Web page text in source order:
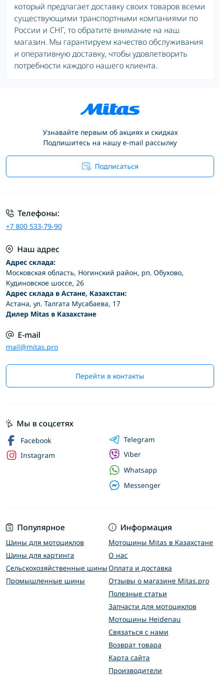
который предлагает доставку своих товаров всеми
существующими транспортными компаниями по
России и СНГ, то обратите внимание на наш
магазин. Мы гарантируем качество обслуживания
и оперативную доставку, чтобы удовлетворить
потребности каждого нашего клиента.
Узнавайте первым об акциях и скидках
Подпишитесь на нашу e-mail рассылку
Подписаться
Телефоны:
+7 800 533-79-90
Наш адрес
Адрес склада:
Московская область, Ногинский район, рп. Обухово,
Кудиновское шоссе, 26
Адрес склада в Астане, Казахстан:
Астана, ул. Талгата Мусабаева, 17
Дилер Mitas в Казахстане
E-mail
mail@mitas.pro
Перейти в контакты
Популярное
Шины для мотоциклов
Шины для картинга
Сельскохозяйственные шины
Промышленные шины
Информация
Мотошины Mitas в Казахстане
О нас
Оплата и доставка
Отзывы о магазине Mitas.pro
Полезные статьи
Запчасти для мотоциклов
Мотошины Heidenau
Связаться с нами
Возврат товара
Карта сайта
Производители
Мы в соцсетях
Facebook
Instagram
Telegram
Viber
Whatsapp
Messenger